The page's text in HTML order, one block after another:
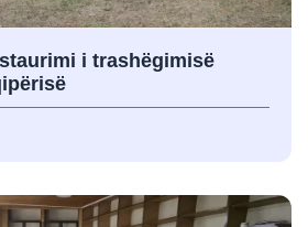
i trashëgimisë